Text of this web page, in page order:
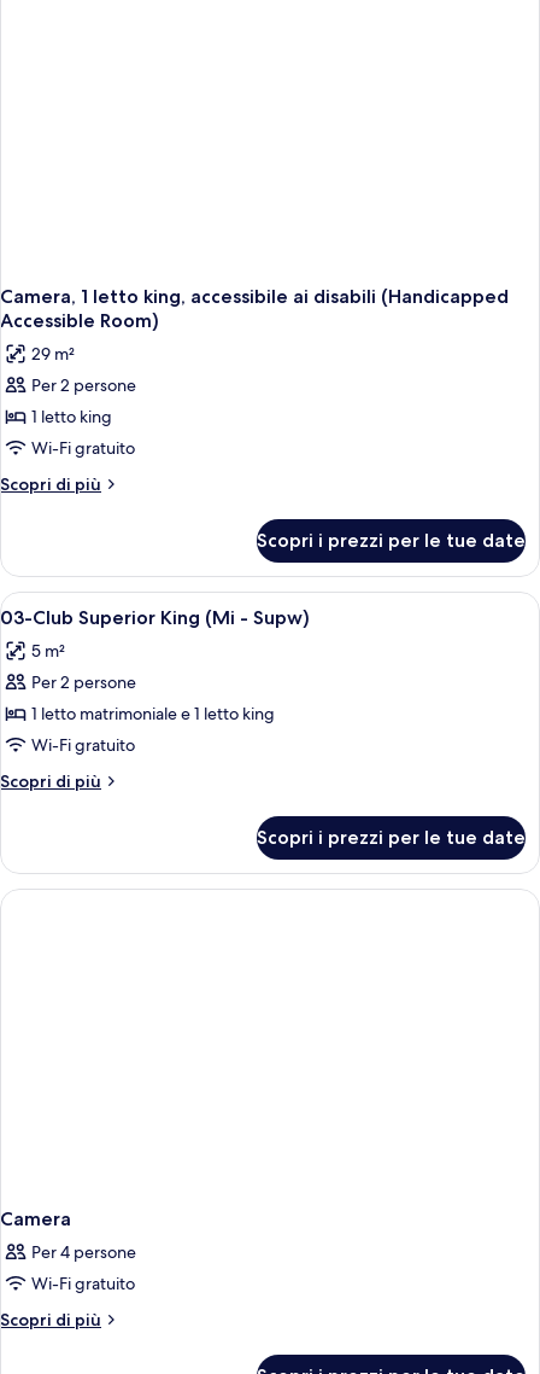
Camera, 1 letto king, accessibile ai disabili (Handicapped
Accessible Room)
29 m²
Per 2 persone
1 letto king
Wi-Fi gratuito
Scopri di più
Altri
1
letto
king,
ai
disabili
Accessible
Room)
Scopri i prezzi per le tue date
Apri
tutte
le
foto
per
03-
Club
Superior
(Mi
Supw)
Una camera d'albergo moderna con
2
03-Club Superior King (Mi - Supw)
5 m²
Per 2 persone
1 letto matrimoniale e 1 letto king
Wi-Fi gratuito
Scopri di più
Altri
Club
Superior
King
Scopri i prezzi per le tue date
Camera
Per 4 persone
Wi-Fi gratuito
Scopri di più
Altri